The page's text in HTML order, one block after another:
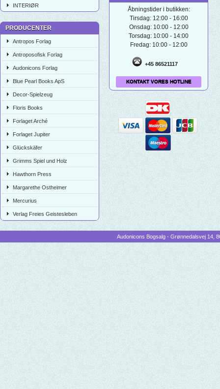
INTERIØR
PRODUCENTER
Antropos Forlag
Antroposofisk Forlag
Audonicons Forlag
Blue Pearl Books ApS
Decor-Spielzeug
Floris Books
Forlaget Arché
Forlaget Jupiter
Glückskäfer
Grimms Spiel und Holz
Hawthorn Press
Margarethe Ostheimer
Mercurius
Verlag Freies Geistesleben
Åbningstider i butikken:
Tirsdag: 12:00 - 16:00
Onsdag: 10:00 - 12:00
Torsdag: 10:00 - 14:00
Fredag: 10:00 - 12:00
+45 86521117
KONTAKT VORES HOTLINE
Audonicons Bogsalg - Grønnedalsvej 14,